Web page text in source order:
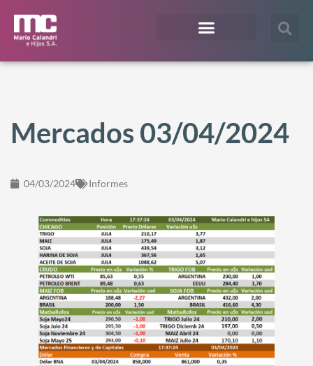
Mercados 03/04/2024
04/03/2024 Informes